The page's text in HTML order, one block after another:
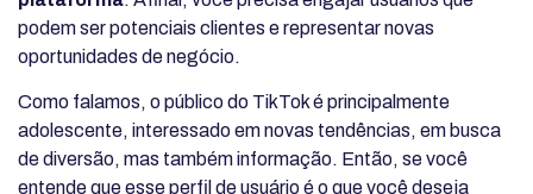
podem ser potenciais clientes e representar novas
oportunidades de negócio.
Como falamos, o público do TikTok é principalmente
adolescente, interessado em novas tendências, em busca
de diversão, mas também informação. Então, se você
entende que esse perfil de usuário é o que você deseja